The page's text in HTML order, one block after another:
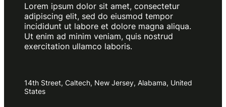
Lorem ipsum dolor sit amet, consectetur
adipiscing elit, sed do eiusmod tempor
incididunt ut labore et dolore magna aliqua.
Ut enim ad minim veniam, quis nostrud
exercitation ullamco laboris.
14th Street, Caltech, New Jersey, Alabama, United
States